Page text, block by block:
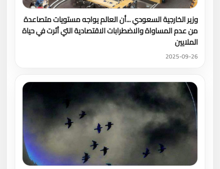
وزير الخارجية السعودي ...أن العالم يواجه مستويات متصاعدة
من عدم المساواة والاضطرابات الاقتصادية التي أثرت في حياة
الملايين
2025-09-26